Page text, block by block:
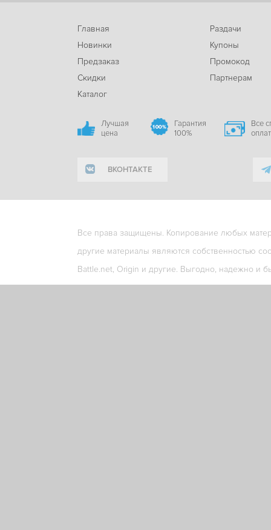
Главная
Новинки
Предзаказ
Скидки
Каталог
Раздачи
Купоны
Промокод
Партнерам
Лучшая
цена
Гарантия
100%
Все
ВКОНТАКТЕ
Все права защищены. Копирование любых
другие материалы являются собственностью
Battle.net, Origin и другие. Выгодно, надежно и